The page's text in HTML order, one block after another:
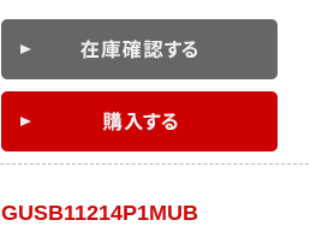
GUSB11214P1MUB